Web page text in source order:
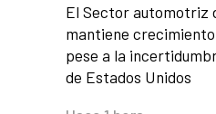
El Sector automotriz
mantiene
pese a la
de Estados Unidos